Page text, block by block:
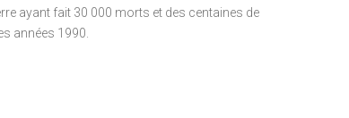
ayant fait 30 000 morts et des centaines de
années 1990.